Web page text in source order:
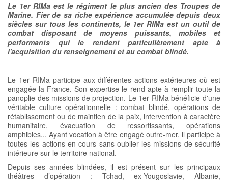
Le 1er RIMa est le régiment le plus ancien des Troupes de
Marine. Fier de sa riche expérience accumulée depuis deux
siècles sur tous les continents, le 1er RIMa est un outil de
combat disposant de moyens puissants, mobiles et
performants qui le rendent particulièrement apte à
l'acquisition du renseignement et au combat blindé.
Le 1er RIMa participe aux différentes actions extérieures où est
engagée la France. Son expertise le rend apte à remplir toute la
panoplie des missions de projection. Le 1er RIMa bénéficie d'une
véritable culture opérationnelle : combat blindé, opérations de
rétablissement ou de maintien de la paix, intervention à caractère
humanitaire, évacuation de ressortissants, opérations
amphibies... Ayant vocation à être engagé outre-mer, il participe à
toutes les actions en cours sans oublier les missions de sécurité
intérieure sur le territoire national.
Depuis ses années blindées, il est présent sur les principaux
théâtres d’opération : Tchad, ex-Yougoslavie, Albanie,